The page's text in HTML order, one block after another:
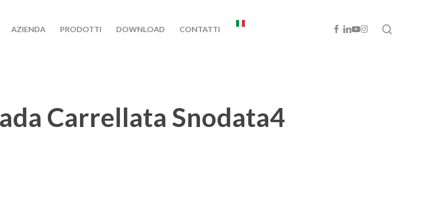
AZIENDA PRODOTTI DOWNLOAD CONTATTI FACEBOOK
LINKEDIN
YOUTUBE
INSTAGRAM
Carrellata Snodata4